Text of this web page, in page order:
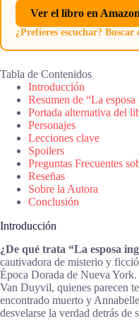
Ver el libro en
¿Prefieres escuchar?
Tabla de Contenidos
Introducción
Resumen de “La esposa
Portada alternativa del
Personajes
Lecciones clave
Spoilers
Preguntas Frecuentes
Reseñas
Sobre la Autora
Conclusión
Introducción
¿De qué trata “La esposa
cautivadora de misterio y
Época Dorada de Nueva
Van Duyvil, quienes parecen
encontrado muerto y
desvelarse la verdad detrás de